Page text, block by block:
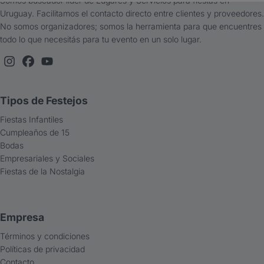
en tu evento.
¡Contáctanos ahora por medio del formulario de contacto o por
el botón de WhatsApp y reservá tu noche llena de risas y
diversión!
Uruguay. Facilitamos el contacto directo entre clientes y proveedores.
No somos organizadores; somos la herramienta para que encuentres
todo lo que necesitás para tu evento en un solo lugar.
Tipos de Festejos
Fiestas Infantiles
Cumpleaños de 15
Bodas
Empresariales y Sociales
Fiestas de la Nostalgia
Empresa
Términos y condiciones
Políticas de privacidad
Contacto